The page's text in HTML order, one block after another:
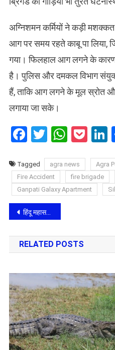
अग्निशमन कर्मियों ने कड़ी
आग पर समय रहते काबू पा लिया,
गया। फिलहाल आग लगने के
है। पुलिस और दमकल विभाग
हैं, ताकि आग लगने के मूल स्रोत
लगाया जा सके।
Facebook
Twitter
Tagged agra news Agra
Fire Accident
fire brigade
Ganpati Galaxy Apartment
Post
navigation
हिंदू महासभा का आगरा में उग्र प्रदर्शन, स्वामी प्रसाद मौर्य का मुखौटा पहनाकर प्रतीकात्मक पिटाई, मानसिक अस्पताल में ‘इलाज’
RELATED POSTS